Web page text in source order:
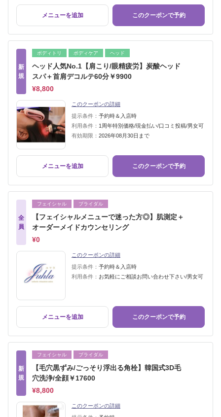
メニューを追加 このクーポンで予約
新
規
ボディトリ ボディケア ヘッド
ヘッド人気No.1【肩こり/眼精疲労】炭酸ヘッド
スパ＋首肩デコルテ60分￥9900
¥8,800
このクーポンの詳細
提示条件： 予約時＆入店時
利用条件： 1周年特別価格/現金払い/口コミ投稿/男女可
有効期限： 2026年08月30日まで
メニューを追加 このクーポンで予約
全
員
フェイシャル ブライダル
【フェイシャルメニューで迷った方◎】肌測定＋
オーダーメイドカウンセリング
¥0
このクーポンの詳細
提示条件： 予約時＆入店時
利用条件： お気軽にご相談お問い合わせ下さい/男女可
メニューを追加 このクーポンで予約
新
規
フェイシャル ブライダル
【毛穴黒ずみ/ごっそり浮出る角栓】韓国式3D毛
穴洗浄/全顔￥17600
¥8,800
このクーポンの詳細